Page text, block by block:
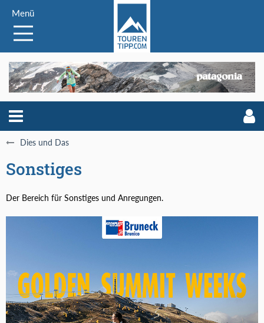
Menü
Dies und Das
Sonstiges
Der Bereich für Sonstiges und Anregungen.